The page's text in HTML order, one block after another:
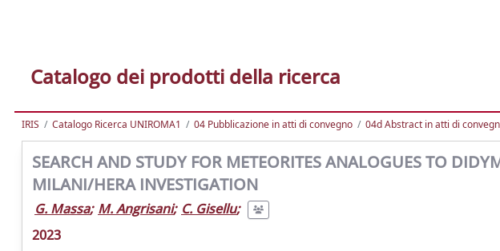
Catalogo dei prodotti della ricerca
IRIS Catalogo Ricerca UNIROMA1 04 Pubblicazione in atti di convegno 04d Abstract in atti di
SEARCH AND STUDY FOR METEORITES ANALOGUES TO
MILANI/HERA INVESTIGATION
G. Massa; M. Angrisani; C. Gisellu;
2023